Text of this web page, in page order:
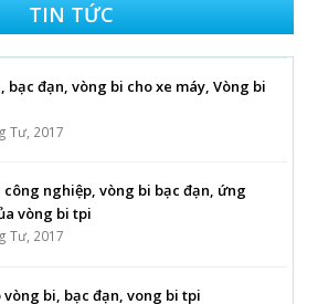
TIN TỨC
bạc đạn, vòng bi cho xe máy, Vòng bi
Tư, 2017
công nghiệp, vòng bi bạc đạn, ứng
vòng bi tpi
Tư, 2017
vòng bi, bạc đạn, vong bi tpi